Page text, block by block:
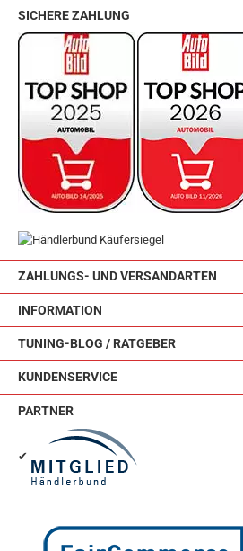
ZAHLUNGS- UND VERSANDARTEN
INFORMATION
TUNING-BLOG / RATGEBER
KUNDENSERVICE
SICHERE ZAHLUNG
PARTNER
✔